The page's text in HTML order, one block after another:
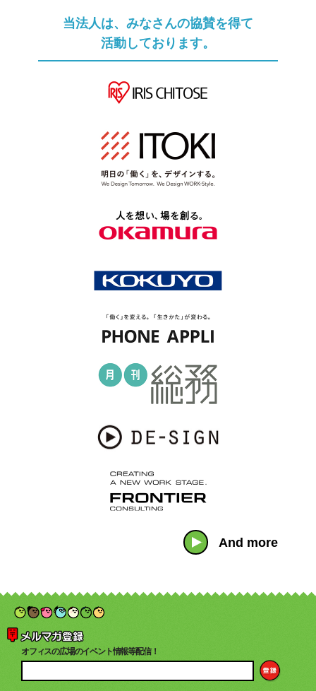
当法人は、みなさんの協賛を得て
活動しております。
And more
オフィスの広場のイベント情報等配信！